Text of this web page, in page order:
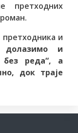
претходних
и
и
реда“, а
док траје